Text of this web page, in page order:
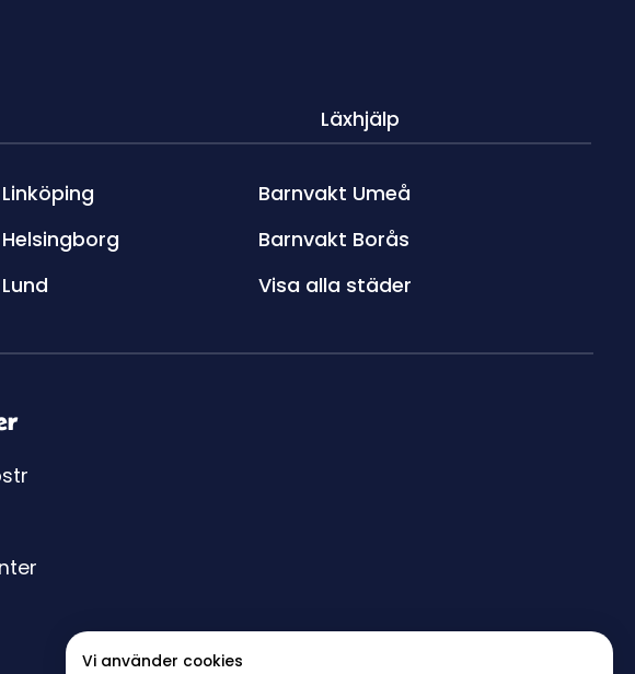
Läxhjälp
Barnvakt Umeå
Barnvakt Borås
Visa alla städer
Vi använder cookies